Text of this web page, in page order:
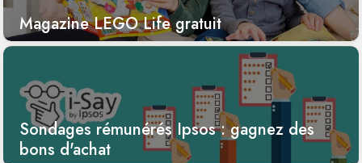
Magazine LEGO Life gratuit
Sondages rémunérés Ipsos : gagnez des
bons d'achat